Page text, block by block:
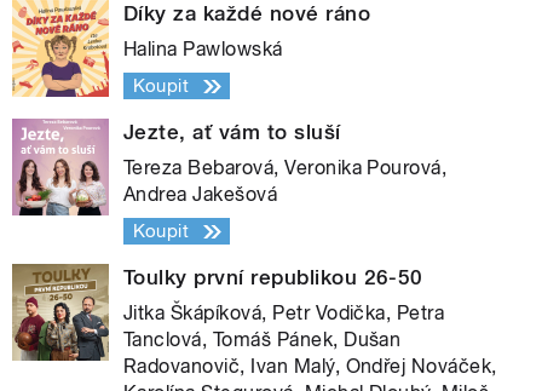
Díky za každé nové ráno
Halina Pawlowská
Koupit
Jezte, ať vám to sluší
Tereza Bebarová, Veronika Pourová,
Andrea Jakešová
Koupit
Toulky první republikou 26-50
Jitka Škápíková, Petr Vodička, Petra
Tanclová, Tomáš Pánek, Dušan
Radovanovič, Ivan Malý, Ondřej Nováček,